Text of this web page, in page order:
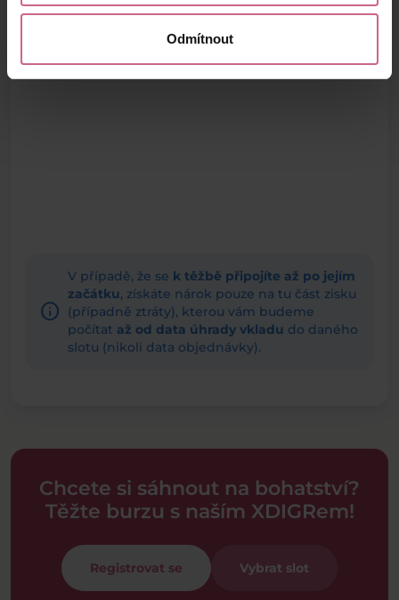
Odmítnout
info
V případě, že se k těžbě připojíte až po jejím
začátku, získáte nárok pouze na tu část zisku
(případně ztráty), kterou vám budeme
počítat až od data úhrady vkladu do daného
slotu (nikoli data objednávky).
Chcete si sáhnout na bohatství?
Těžte burzu s naším XDIGRem!
Registrovat se Vybrat slot